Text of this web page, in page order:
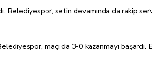
Belediyespor, setin devamında da rakip
maçı da 3-0 kazanmayı